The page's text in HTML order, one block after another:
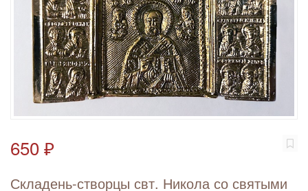
650 ₽
Складень-створцы свт. Никола со святыми